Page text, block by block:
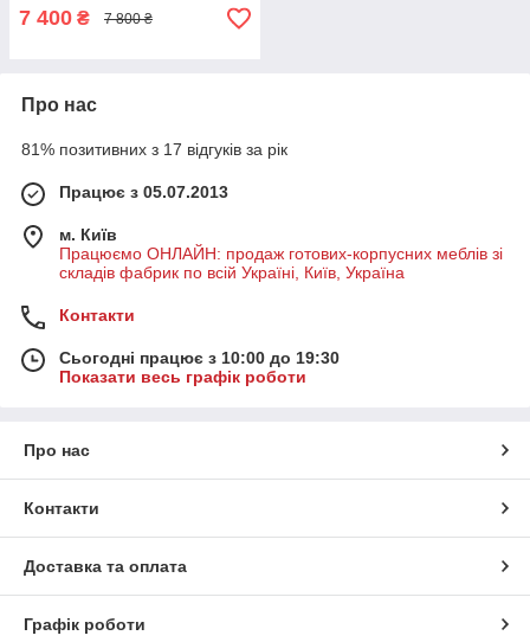
7 400 ₴ 7 800 ₴
Про нас
81% позитивних з 17 відгуків за рік
Працює з 05.07.2013
м. Київ
Працюємо ОНЛАЙН: продаж готових-корпусних меблів зі
складів фабрик по всій Україні, Київ, Україна
Контакти
Сьогодні працює з 10:00 до 19:30
Показати весь графік роботи
Про нас
Контакти
Доставка та оплата
Графік роботи